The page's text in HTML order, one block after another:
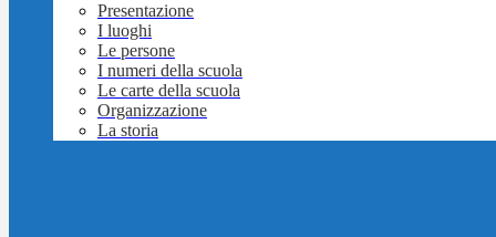
Presentazione
I luoghi
Le persone
I numeri della scuola
Le carte della scuola
Organizzazione
La storia